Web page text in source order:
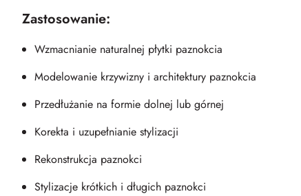
Zastosowanie:
Wzmacnianie naturalnej płytki paznokcia
Modelowanie krzywizny i architektury paznokcia
Przedłużanie na formie dolnej lub górnej
Korekta i uzupełnianie stylizacji
Rekonstrukcja paznokci
Stylizacje krótkich i długich paznokci